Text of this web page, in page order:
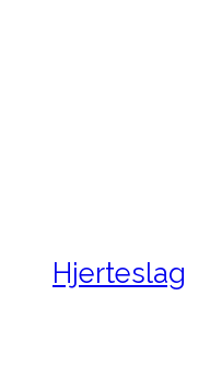
Hjerteslag